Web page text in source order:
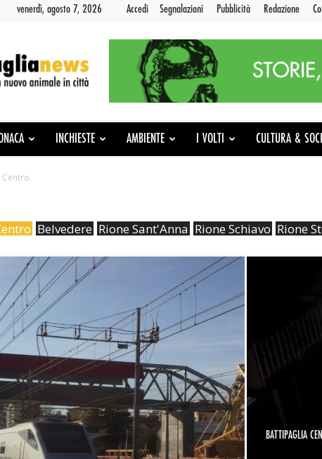
venerdì, agosto 7, 2026 Accedi Segnalazioni Pubblicità Redazione
INCHIESTE AMBIENTE I VOLTI CULTURA &
Belvedere Rione Sant'Anna Rione Schiavo Rione
BATTIPAGLIA